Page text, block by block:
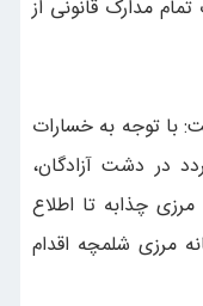
مدارک قانونی از
با توجه به خسارات
در دشت آزادگان،
چذابه تا اطلاع
مرزی شلمچه اقدام